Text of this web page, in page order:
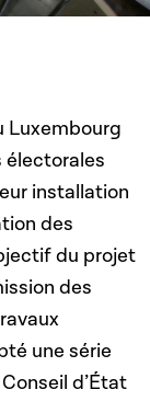
Luxembourg
électorales
installation
des
du projet
des
une série
d’État